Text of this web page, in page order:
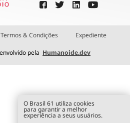
Termos & Condições Expediente
pela Humanoide.dev
O Brasil 61 utiliza cookies
para garantir a melhor
experiência a seus usuários.